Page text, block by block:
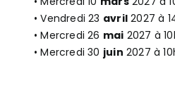
• Vendredi 23 avril2027 à
• Mercredi 26 mai 2027 à
• Mercredi 30 juin 2027 à